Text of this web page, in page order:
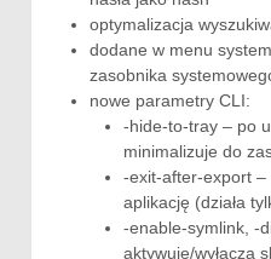
optymalizacja
dodane w menu
zasobnika
nowe parametry CLI:
-hide-to-tray – po
minimalizuje do
-exit-after-export –
aplikację (działa
-enable-symlink, -
aktywuje/wyłącza